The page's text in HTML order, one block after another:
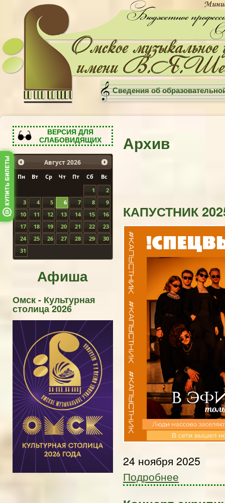
Сведения об
ВЕРСИЯ ДЛЯ
СЛАБОВИДЯЩИХ
Август 2026
Пн Вт Ср Чт Пт Сб
Вс
1
2
3
4 5 6 7 8
9
10
11 12 13 14 15
16
17
18 19 20 21 22
23
24
25 26 27 28 29
30
31
Афиша
Омск - Культурная
столица 2026
Архив
КАПУСТНИК
24 ноября 2025
Подробнее